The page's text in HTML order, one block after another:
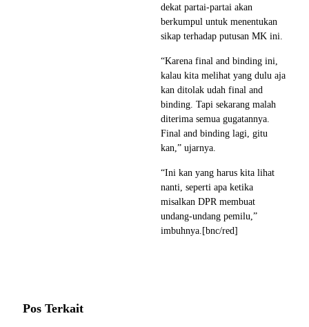
dekat partai-partai akan
berkumpul untuk menentukan
sikap terhadap putusan MK ini.
“Karena final and binding ini,
kalau kita melihat yang dulu aja
kan ditolak udah final and
binding. Tapi sekarang malah
diterima semua gugatannya.
Final and binding lagi, gitu
kan,” ujarnya.
“Ini kan yang harus kita lihat
nanti, seperti apa ketika
misalkan DPR membuat
undang-undang pemilu,”
imbuhnya.[bnc/red]
Pos Terkait